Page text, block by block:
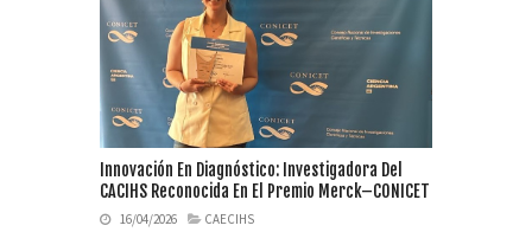
Innovación En Diagnóstico: Investigadora Del
CACIHS Reconocida En El Premio Merck–CONICET
16/04/2026 CAECIHS